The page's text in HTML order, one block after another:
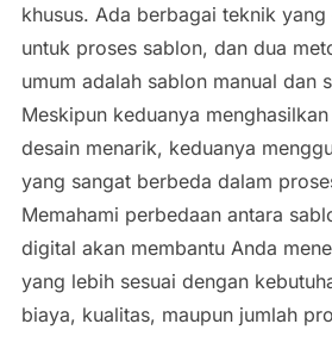
khusus. Ada berbagai teknik
untuk proses sablon, dan dua
umum adalah sablon manual dan
Meskipun keduanya
desain menarik, keduanya
yang sangat berbeda dalam
Memahami perbedaan antara
digital akan membantu Anda
yang lebih sesuai dengan
biaya, kualitas, maupun jumlah